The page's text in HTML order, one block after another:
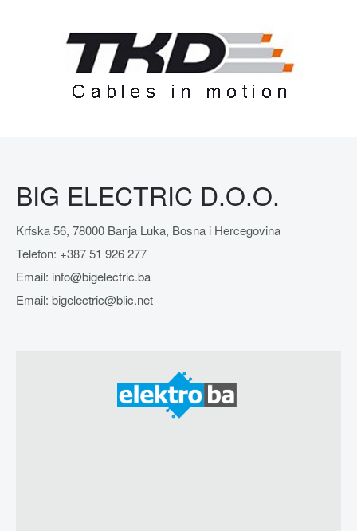
BIG ELECTRIC D.O.O.
Krfska 56, 78000 Banja Luka, Bosna i Hercegovina
Telefon: +387 51 926 277
Email: info@bigelectric.ba
Email: bigelectric@blic.net